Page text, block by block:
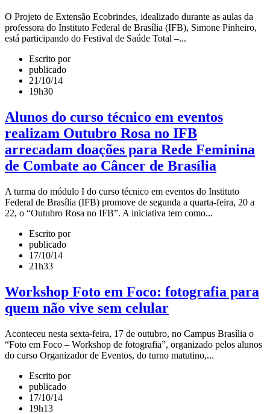
O Projeto de Extensão Ecobrindes, idealizado durante as aulas da
professora do Instituto Federal de Brasília (IFB), Simone Pinheiro,
está participando do Festival de Saúde Total –...
Escrito por
publicado
21/10/14
19h30
Alunos do curso técnico em eventos
realizam Outubro Rosa no IFB
arrecadam doações para Rede Feminina
de Combate ao Câncer de Brasília
A turma do módulo I do curso técnico em eventos do Instituto
Federal de Brasília (IFB) promove de segunda a quarta-feira, 20 a
22, o “Outubro Rosa no IFB”. A iniciativa tem como...
Escrito por
publicado
17/10/14
21h33
Workshop Foto em Foco: fotografia para
quem não vive sem celular
Aconteceu nesta sexta-feira, 17 de outubro, no Campus Brasília o
“Foto em Foco – Workshop de fotografia”, organizado pelos alunos
do curso Organizador de Eventos, do turno matutino,...
Escrito por
publicado
17/10/14
19h13